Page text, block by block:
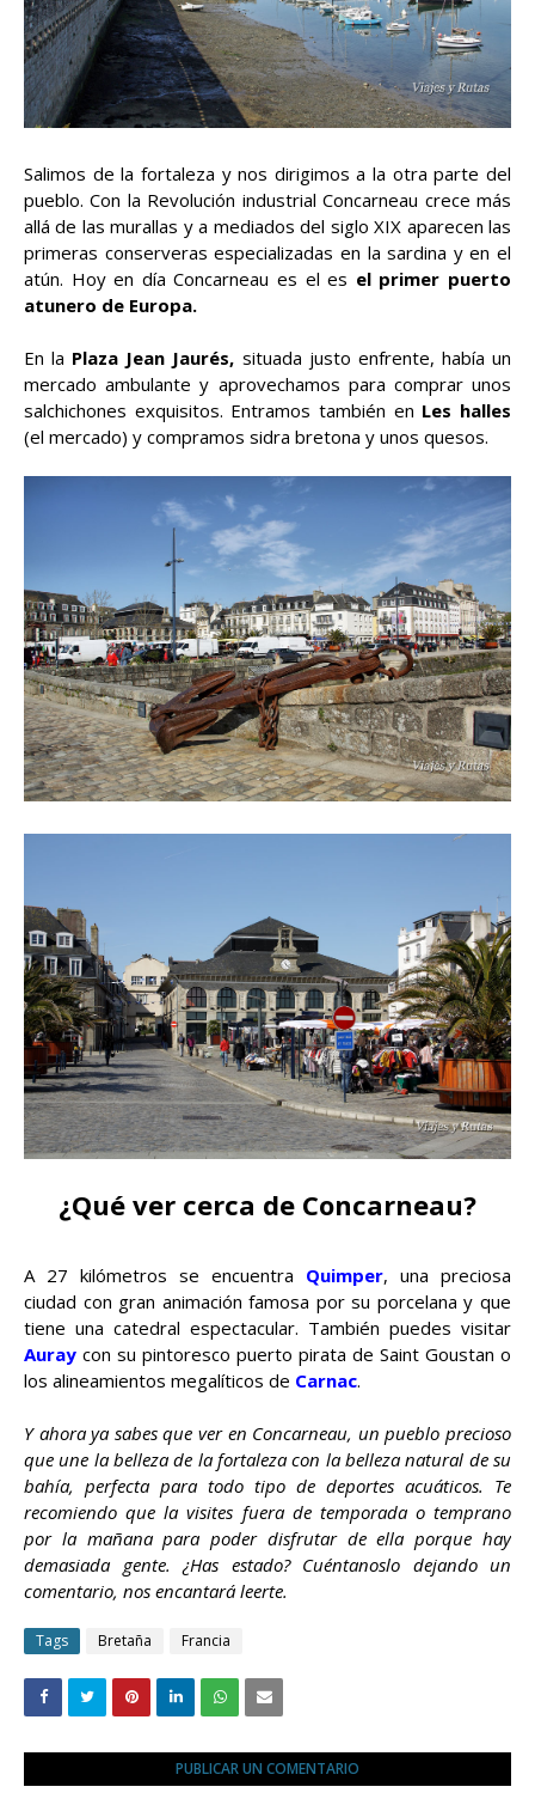
Salimos de la fortaleza y nos dirigimos a la otra parte del
pueblo. Con la Revolución industrial Concarneau crece más
allá de las murallas y a mediados del siglo XIX aparecen las
primeras conserveras especializadas en la sardina y en el
atún. Hoy en día Concarneau es el es el primer puerto
atunero de Europa.
En la Plaza Jean Jaurés, situada justo enfrente, había un
mercado ambulante y aprovechamos para comprar unos
salchichones exquisitos. Entramos también en Les halles
(el mercado) y compramos sidra bretona y unos quesos.
¿Qué ver cerca de Concarneau?
A 27 kilómetros se encuentra Quimper, una preciosa
ciudad con gran animación famosa por su porcelana y que
tiene una catedral espectacular. También puedes visitar
Auray con su pintoresco puerto pirata de Saint Goustan o
los alineamientos megalíticos de Carnac.
Y ahora ya sabes que ver en Concarneau, un pueblo precioso
que une la belleza de la fortaleza con la belleza natural de su
bahía, perfecta para todo tipo de deportes acuáticos. Te
recomiendo que la visites fuera de temporada o temprano
por la mañana para poder disfrutar de ella porque hay
demasiada gente. ¿Has estado? Cuéntanoslo dejando un
comentario, nos encantará leerte.
Tags Bretaña Francia
PUBLICAR UN COMENTARIO